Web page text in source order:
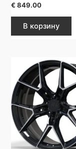
€ 849.00
В корзину